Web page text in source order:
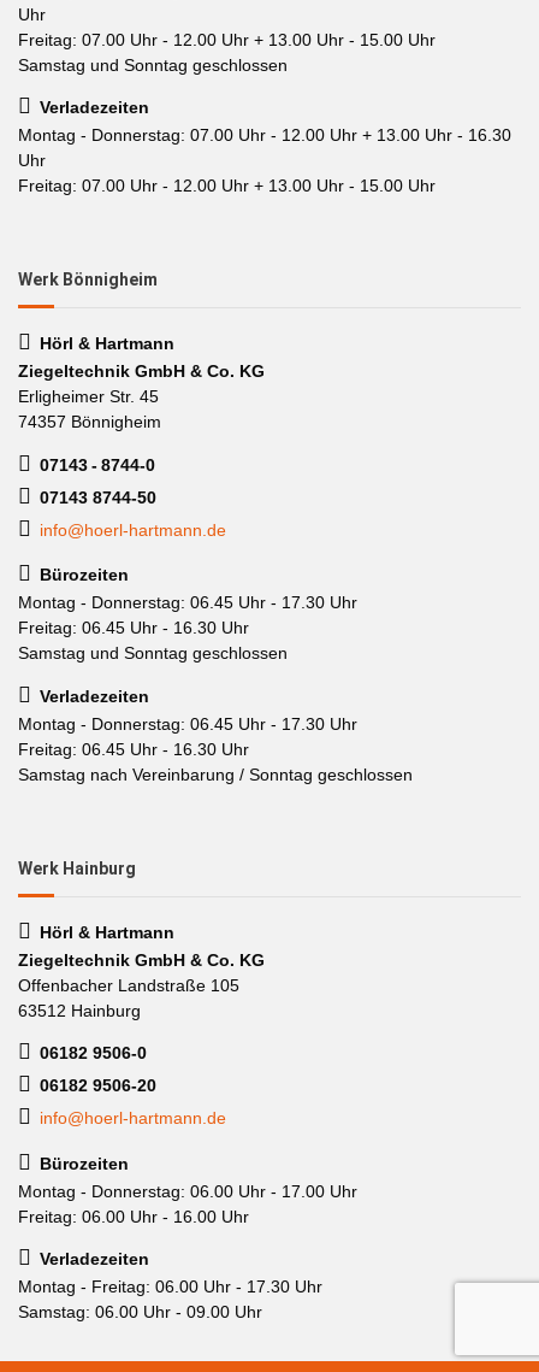
Uhr
Freitag: 07.00 Uhr - 12.00 Uhr + 13.00 Uhr - 15.00 Uhr
Samstag und Sonntag geschlossen
Verladezeiten
Montag - Donnerstag: 07.00 Uhr - 12.00 Uhr + 13.00 Uhr - 16.30
Uhr
Freitag: 07.00 Uhr - 12.00 Uhr + 13.00 Uhr - 15.00 Uhr
Werk Bönnigheim
Hörl & Hartmann
Ziegeltechnik GmbH & Co. KG
Erligheimer Str. 45
74357 Bönnigheim
07143 - 8744-0
07143 8744-50
info@hoerl-hartmann.de
Bürozeiten
Montag - Donnerstag: 06.45 Uhr - 17.30 Uhr
Freitag: 06.45 Uhr - 16.30 Uhr
Samstag und Sonntag geschlossen
Verladezeiten
Montag - Donnerstag: 06.45 Uhr - 17.30 Uhr
Freitag: 06.45 Uhr - 16.30 Uhr
Samstag nach Vereinbarung / Sonntag geschlossen
Werk Hainburg
Hörl & Hartmann
Ziegeltechnik GmbH & Co. KG
Offenbacher Landstraße 105
63512 Hainburg
06182 9506-0
06182 9506-20
info@hoerl-hartmann.de
Bürozeiten
Montag - Donnerstag: 06.00 Uhr - 17.00 Uhr
Freitag: 06.00 Uhr - 16.00 Uhr
Verladezeiten
Montag - Freitag: 06.00 Uhr - 17.30 Uhr
Samstag: 06.00 Uhr - 09.00 Uhr